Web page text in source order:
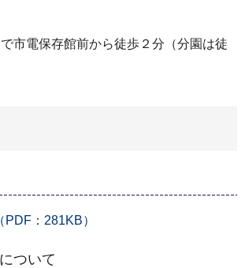
市電保存館前から徒歩２分（分園は徒
：281KB）
ついて